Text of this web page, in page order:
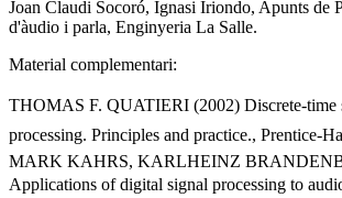
Joan Claudi Socoró, Ignasi Iriondo, Apunts de
d'àudio i parla, Enginyeria La Salle.
Material complementari:
THOMAS F. QUATIERI (2002) Discrete-time
processing. Principles and practice., Prentice-
MARK KAHRS, KARLHEINZ
Applications of digital signal processing to